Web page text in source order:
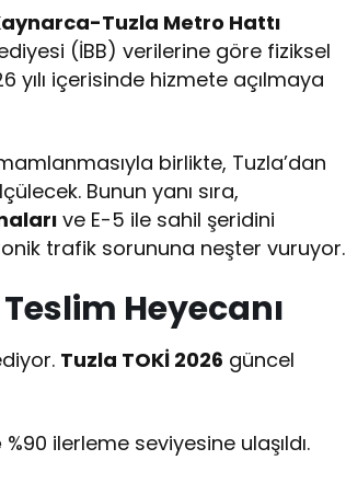
Tuzla Metro Hattı
(İBB) verilerine göre fiziksel
yılı içerisinde hizmete açılmaya
birlikte, Tuzla’dan
Bunun yanı sıra,
ve E-5 ile sahil şeridini
trafik sorununa neşter vuruyor.
Heyecanı
Tuzla TOKİ 2026 güncel
%90 ilerleme seviyesine ulaşıldı.